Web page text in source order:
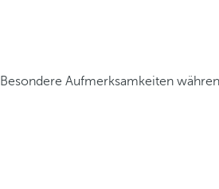
Besondere Aufmerksamkeiten